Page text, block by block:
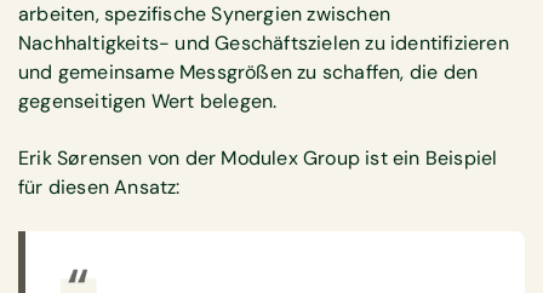
arbeiten, spezifische Synergien zwischen
Nachhaltigkeits- und Geschäftszielen zu identifizieren
und gemeinsame Messgrößen zu schaffen, die den
gegenseitigen Wert belegen.
Erik Sørensen von der Modulex Group ist ein Beispiel
für diesen Ansatz: